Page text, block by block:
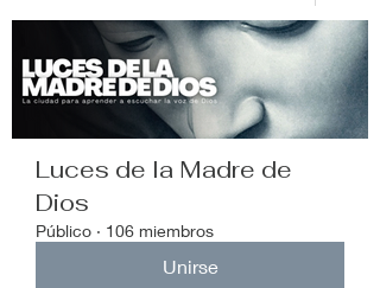
Luces de la Madre de
Dios
Público · 106 miembros
Unirse